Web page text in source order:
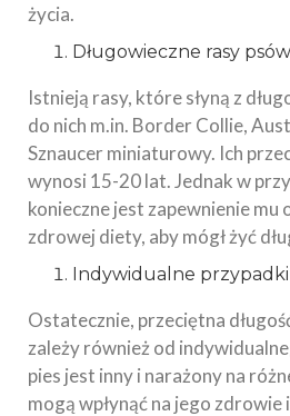
życia.
Długowieczne rasy psów
Istnieją rasy, które słyną z
do nich m.in. Border Collie,
Sznaucer miniaturowy. Ich
wynosi 15-20 lat. Jednak w
konieczne jest zapewnienie mu
zdrowej diety, aby mógł żyć
Indywidualne przypadki
Ostatecznie, przeciętna
zależy również od
pies jest inny i narażony na
mogą wpłynąć na jego zdrowie